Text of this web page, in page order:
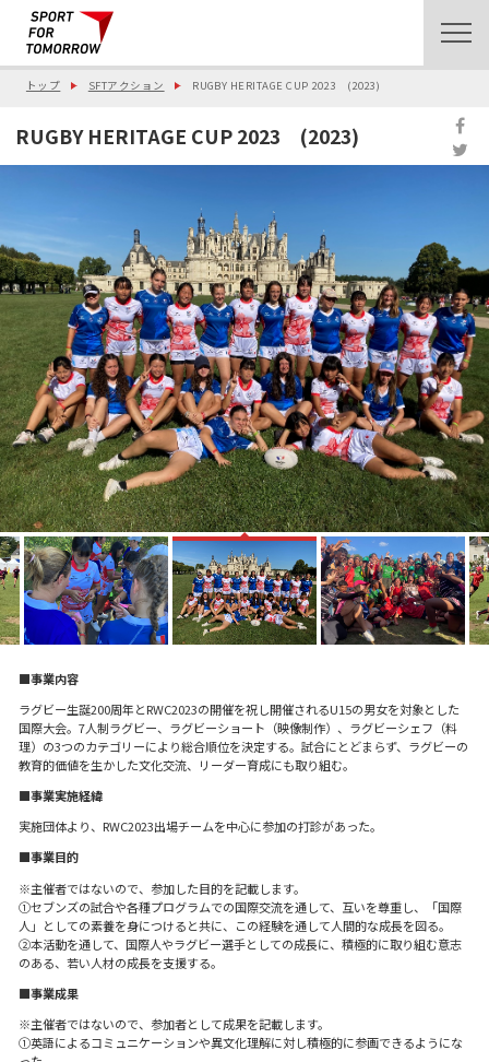
トップ SFTアクション RUGBY HERITAGE CUP 2023 (2023)
RUGBY HERITAGE CUP 2023 (2023)
■事業内容
ラグビー生誕200周年とRWC2023の開催を祝し開催されるU15の男女を対象とした
国際大会。7人制ラグビー、ラグビーショート（映像制作）、ラグビーシェフ（料
理）の3つのカテゴリーにより総合順位を決定する。試合にとどまらず、ラグビーの
教育的価値を生かした文化交流、リーダー育成にも取り組む。
■事業実施経緯
実施団体より、RWC2023出場チームを中心に参加の打診があった。
■事業目的
※主催者ではないので、参加した目的を記載します。
①セブンズの試合や各種プログラムでの国際交流を通して、互いを尊重し、「国際
人」としての素養を身につけると共に、この経験を通して人間的な成長を図る。
②本活動を通して、国際人やラグビー選手としての成長に、積極的に取り組む意志
のある、若い人材の成長を支援する。
■事業成果
※主催者ではないので、参加者として成果を記載します。
①英語によるコミュニケーションや異文化理解に対し積極的に参画できるようにな